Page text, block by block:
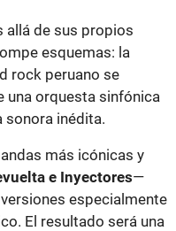
allá de sus propios
esquemas: la
rock peruano se
una orquesta sinfónica
sonora inédita.
más icónicas y
e Inyectores—
especialmente
El resultado será una